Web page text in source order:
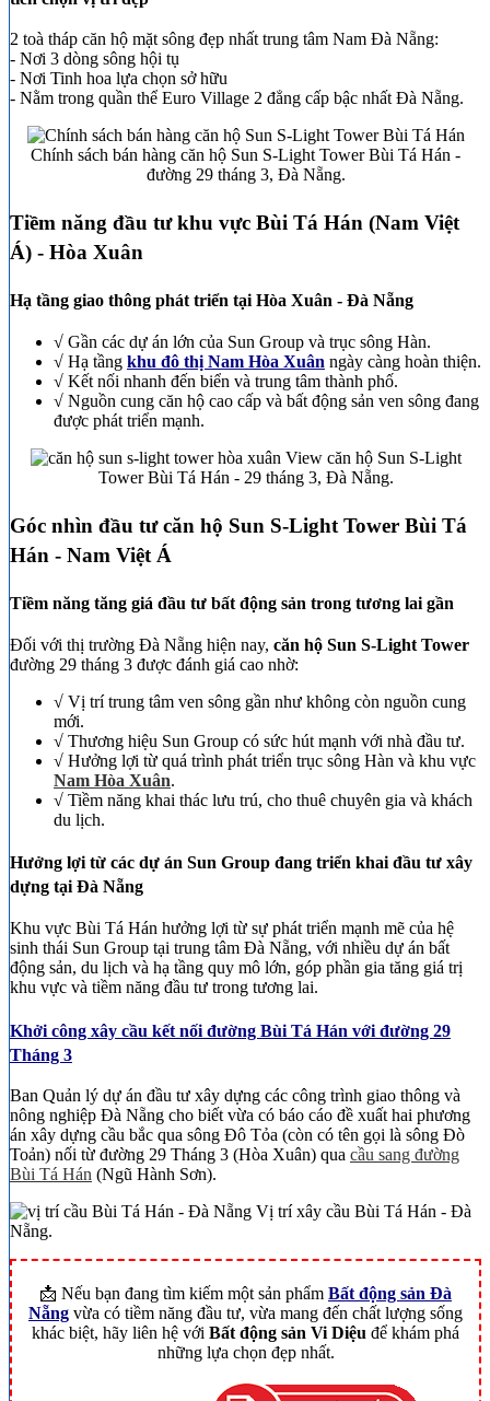
2 toà tháp căn hộ mặt sông đẹp nhất trung tâm Nam Đà Nẵng:
- Nơi 3 dòng sông hội tụ
- Nơi Tinh hoa lựa chọn sở hữu
- Nằm trong quần thể Euro Village 2 đẳng cấp bậc nhất Đà Nẵng.
Chính sách bán hàng căn hộ Sun S-Light Tower Bùi Tá Hán -
đường 29 tháng 3, Đà Nẵng.
Tiềm năng đầu tư khu vực Bùi Tá Hán (Nam Việt
Á) - Hòa Xuân
Hạ tầng giao thông phát triển tại Hòa Xuân - Đà Nẵng
√ Gần các dự án lớn của Sun Group và trục sông Hàn.
√ Hạ tầng khu đô thị Nam Hòa Xuân ngày càng hoàn thiện.
√ Kết nối nhanh đến biển và trung tâm thành phố.
√ Nguồn cung căn hộ cao cấp và bất động sản ven sông đang
được phát triển mạnh.
View căn hộ Sun S-Light
Tower Bùi Tá Hán - 29 tháng 3, Đà Nẵng.
Góc nhìn đầu tư căn hộ Sun S-Light Tower Bùi Tá
Hán - Nam Việt Á
Tiềm năng tăng giá đầu tư bất động sản trong tương lai gần
Đối với thị trường Đà Nẵng hiện nay, căn hộ Sun S-Light Tower
đường 29 tháng 3 được đánh giá cao nhờ:
√ Vị trí trung tâm ven sông gần như không còn nguồn cung
mới.
√ Thương hiệu Sun Group có sức hút mạnh với nhà đầu tư.
√ Hưởng lợi từ quá trình phát triển trục sông Hàn và khu vực
Nam Hòa Xuân.
√ Tiềm năng khai thác lưu trú, cho thuê chuyên gia và khách
du lịch.
Hưởng lợi từ các dự án Sun Group đang triển khai đầu tư xây
dựng tại Đà Nẵng
Khu vực Bùi Tá Hán hưởng lợi từ sự phát triển mạnh mẽ của hệ
sinh thái Sun Group tại trung tâm Đà Nẵng, với nhiều dự án bất
động sản, du lịch và hạ tầng quy mô lớn, góp phần gia tăng giá trị
khu vực và tiềm năng đầu tư trong tương lai.
Khởi công xây cầu kết nối đường Bùi Tá Hán với đường 29
Tháng 3
Ban Quản lý dự án đầu tư xây dựng các công trình giao thông và
nông nghiệp Đà Nẵng cho biết vừa có báo cáo đề xuất hai phương
án xây dựng cầu bắc qua sông Đô Tỏa (còn có tên gọi là sông Đò
Toản) nối từ đường 29 Tháng 3 (Hòa Xuân) qua cầu sang đường
Bùi Tá Hán (Ngũ Hành Sơn).
Vị trí xây cầu Bùi Tá Hán - Đà
Nẵng.
📩 Nếu bạn đang tìm kiếm một sản phẩm Bất động sản Đà
Nẵng vừa có tiềm năng đầu tư, vừa mang đến chất lượng sống
khác biệt, hãy liên hệ với Bất động sản Vi Diệu để khám phá
những lựa chọn đẹp nhất.